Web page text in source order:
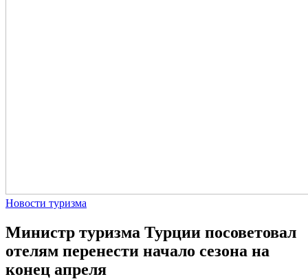
Новости туризма
Министр туризма Турции посоветовал
отелям перенести начало сезона на
конец апреля